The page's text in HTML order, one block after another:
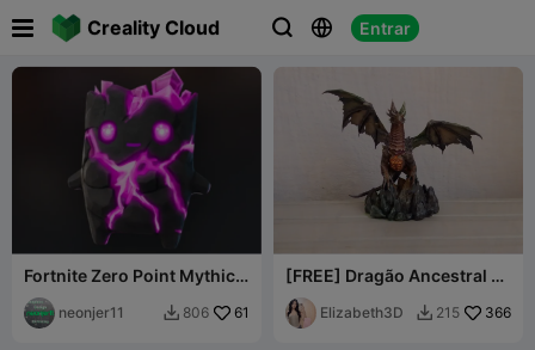
Creality Cloud   Entrar
 
Fortnite Zero Point Mythic
Sprite (15)
neonjer11  806 61
[FREE] Dragão Ancestral -
Estátua de Dragão
Altamente Detalhada
Elizabeth3D  215 366